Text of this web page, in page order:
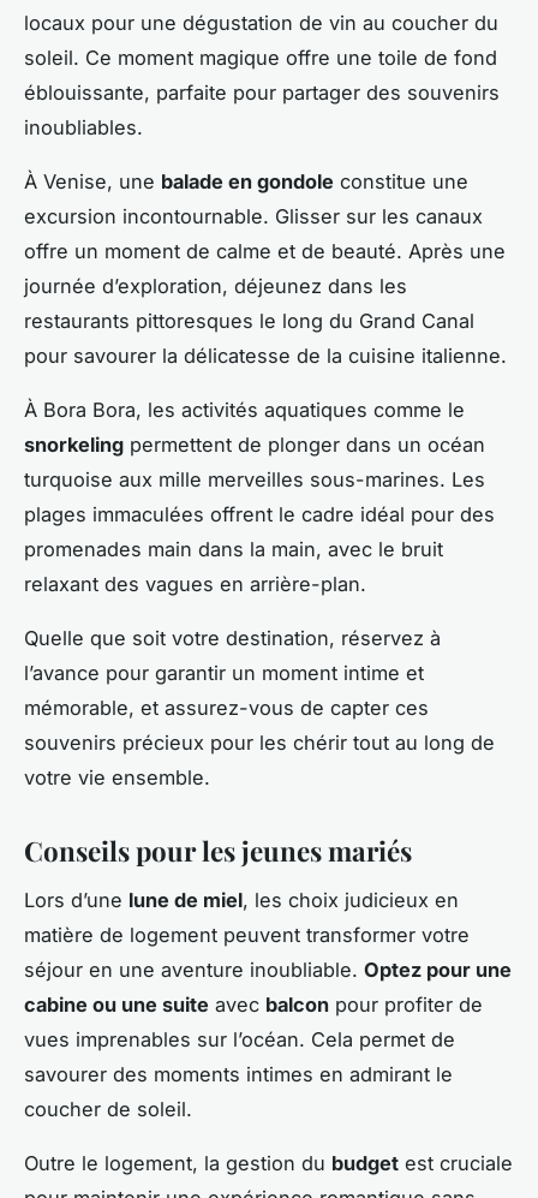
locaux pour une dégustation de vin au coucher du
soleil. Ce moment magique offre une toile de fond
éblouissante, parfaite pour partager des souvenirs
inoubliables.
À Venise, une balade en gondole constitue une
excursion incontournable. Glisser sur les canaux
offre un moment de calme et de beauté. Après une
journée d’exploration, déjeunez dans les
restaurants pittoresques le long du Grand Canal
pour savourer la délicatesse de la cuisine italienne.
À Bora Bora, les activités aquatiques comme le
snorkeling permettent de plonger dans un océan
turquoise aux mille merveilles sous-marines. Les
plages immaculées offrent le cadre idéal pour des
promenades main dans la main, avec le bruit
relaxant des vagues en arrière-plan.
Quelle que soit votre destination, réservez à
l’avance pour garantir un moment intime et
mémorable, et assurez-vous de capter ces
souvenirs précieux pour les chérir tout au long de
votre vie ensemble.
Conseils pour les jeunes mariés
Lors d’une lune de miel, les choix judicieux en
matière de logement peuvent transformer votre
séjour en une aventure inoubliable. Optez pour une
cabine ou une suite avec balcon pour profiter de
vues imprenables sur l’océan. Cela permet de
savourer des moments intimes en admirant le
coucher de soleil.
Outre le logement, la gestion du budget est cruciale